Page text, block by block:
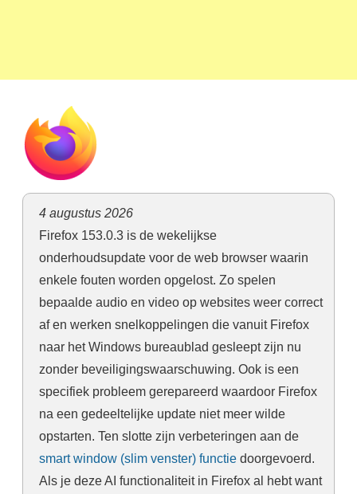
4 augustus 2026
Firefox 153.0.3 is de wekelijkse
onderhoudsupdate voor de web browser waarin
enkele fouten worden opgelost. Zo spelen
bepaalde audio en video op websites weer correct
af en werken snelkoppelingen die vanuit Firefox
naar het Windows bureaublad gesleept zijn nu
zonder beveiligingswaarschuwing. Ook is een
specifiek probleem gerepareerd waardoor Firefox
na een gedeeltelijke update niet meer wilde
opstarten. Ten slotte zijn verbeteringen aan de
smart window (slim venster) functiedoorgevoerd.
Als je deze AI functionaliteit in Firefox al hebt want